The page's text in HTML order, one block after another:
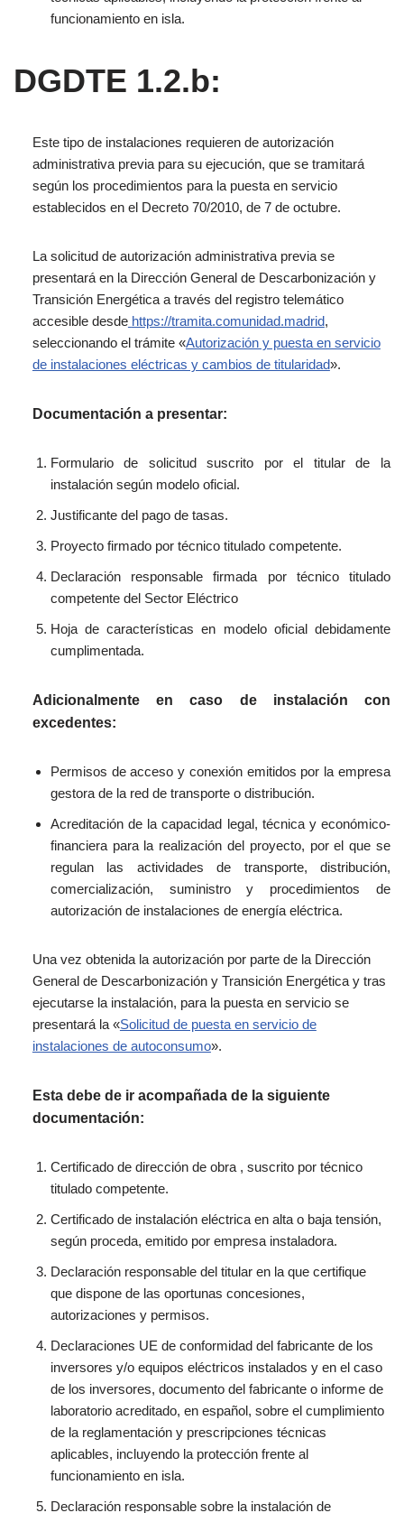
funcionamiento en isla.
DGDTE 1.2.b:
Este tipo de instalaciones requieren de autorización
administrativa previa para su ejecución, que se tramitará
según los procedimientos para la puesta en servicio
establecidos en el Decreto 70/2010, de 7 de octubre.
La solicitud de autorización administrativa previa se
presentará en la Dirección General de Descarbonización y
Transición Energética a través del registro telemático
accesible desde https://tramita.comunidad.madrid,
seleccionando el trámite «Autorización y puesta en servicio
de instalaciones eléctricas y cambios de titularidad».
Documentación a presentar:
Formulario de solicitud suscrito por el titular de
la
instalación según modelo oficial.
Justificante del pago de tasas.
Proyecto firmado por técnico titulado competente.
Declaración responsable
firmada por técnico titulado
competente del Sector Eléctrico
Hoja de características en modelo oficial debidamente
cumplimentada.
Adicionalmente en caso de instalación con
excedentes:
Permisos de acceso y conexión emitidos por la empresa
gestora de la red de transporte o distribución.
Acreditación de la capacidad legal, técnica y económico-
financiera para la realización del proyecto, por el que se
regulan las
actividades de transporte,
distribución,
comercialización, suministro y procedimientos
de
autorización de instalaciones de energía eléctrica.
Una vez obtenida la autorización por parte de la Dirección
General de Descarbonización y Transición Energética y tras
ejecutarse la instalación, para la puesta en servicio se
presentará la «Solicitud de puesta en servicio de
instalaciones de autoconsumo».
Esta debe de ir acompañada de la siguiente
documentación:
Certificado de dirección de obra , suscrito por técnico
titulado competente.
Certificado de instalación eléctrica en alta o baja tensión,
según proceda, emitido por empresa instaladora.
Declaración responsable del titular en la que certifique
que dispone de las oportunas concesiones,
autorizaciones ypermisos.
Declaraciones UE de conformidad del fabricante de los
inversores y/o equipos eléctricos instalados y en el caso
de los inversores, documento del fabricante o informe de
laboratorio acreditado, en español, sobre el cumplimiento
de la reglamentación y prescripciones técnicas
aplicables, incluyendo la protección frente al
funcionamiento en isla.
Declaración responsable sobre la instalación de